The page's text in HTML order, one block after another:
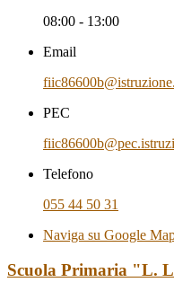
08:00 - 13:00
Email
PEC
Telefono
055 44 50 31
Naviga su Google
Scuola Primaria "L.